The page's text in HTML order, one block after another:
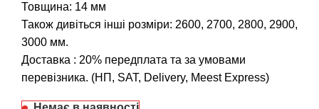
Товщина: 14 мм
Також дивіться інші розміри: 2600, 2700, 2800, 2900,
3000 мм.
Доставка : 20% передплата та за умовами
перевізника. (НП, SAT, Delivery, Meest Express)